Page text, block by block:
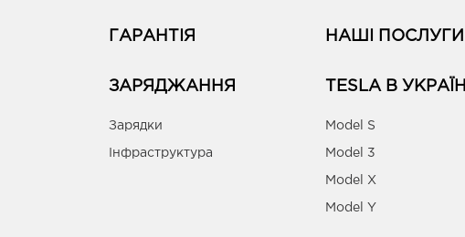
ГАРАНТІЯ НАШІ ПОСЛУГИ
ЗАРЯДЖАННЯ
Зарядки
Інфраструктура
TESLA В УКРАЇНІ
Model S
Model 3
Model X
Model Y